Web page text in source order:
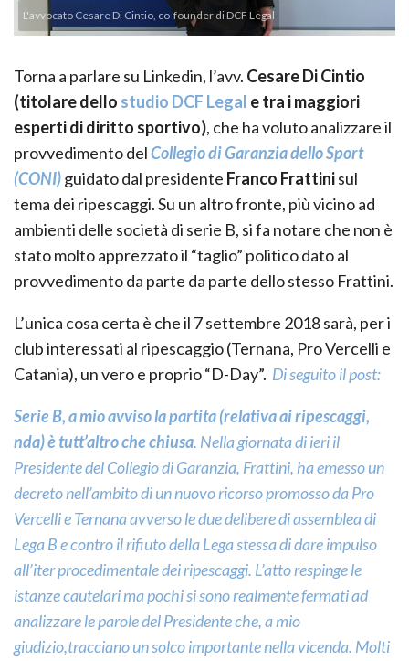
L'avvocato Cesare Di Cintio, co-founder di DCF Legal
Torna a parlare su Linkedin, l’avv. Cesare Di Cintio
(titolare dello studio DCF Legal e tra i maggiori
esperti di diritto sportivo), che ha voluto analizzare il
provvedimento delCollegio di Garanzia dello Sport
(CONI)guidato dal presidente Franco Frattinisul
tema dei ripescaggi. Su un altro fronte, più vicino ad
ambienti delle società di serie B, si fa notare che non è
stato molto apprezzato il “taglio” politico dato al
provvedimento da parte da parte dello stesso Frattini.
L’unica cosa certa è che il 7 settembre 2018 sarà, per i
club interessati al ripescaggio (Ternana, Pro Vercelli e
Catania), un vero e proprio “D-Day”. Di seguito il post:
Serie B, a mio avviso la partita (relativa ai ripescaggi,
nda) è tutt’altro che chiusa. Nella giornata di ieri il
Presidente del Collegio di Garanzia, Frattini, ha emesso un
decreto nell’ambito di un nuovo ricorso promosso da Pro
Vercelli e Ternana avverso le due delibere di assemblea di
Lega B e contro il rifiuto della Lega stessa di dare impulso
all’iter procedimentale dei ripescaggi. L’atto respinge le
istanze cautelari ma pochi si sono realmente fermati ad
analizzare le parole del Presidente che, a mio
giudizio,tracciano un solco importante nella vicenda. Molti